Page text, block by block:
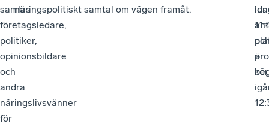
samlas
företagsledare,
politiker,
opinionsbildare
och
andra
näringslivsvänner
för
näringspolitiskt samtal om vägen framåt.
är
kör